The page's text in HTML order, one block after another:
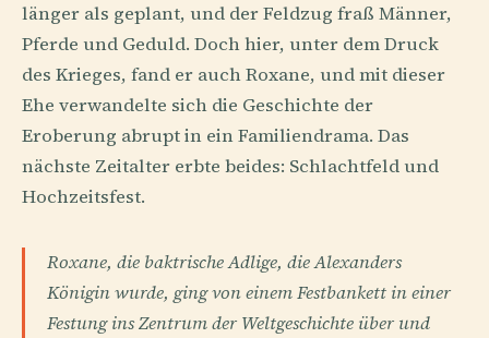
länger als geplant, und der Feldzug fraß Männer,
Pferde und Geduld. Doch hier, unter dem Druck
des Krieges, fand er auch Roxane, und mit dieser
Ehe verwandelte sich die Geschichte der
Eroberung abrupt in ein Familiendrama. Das
nächste Zeitalter erbte beides: Schlachtfeld und
Hochzeitsfest.
Roxane, die baktrische Adlige, die Alexanders
Königin wurde, ging von einem Festbankett in einer
Festung ins Zentrum der Weltgeschichte über und